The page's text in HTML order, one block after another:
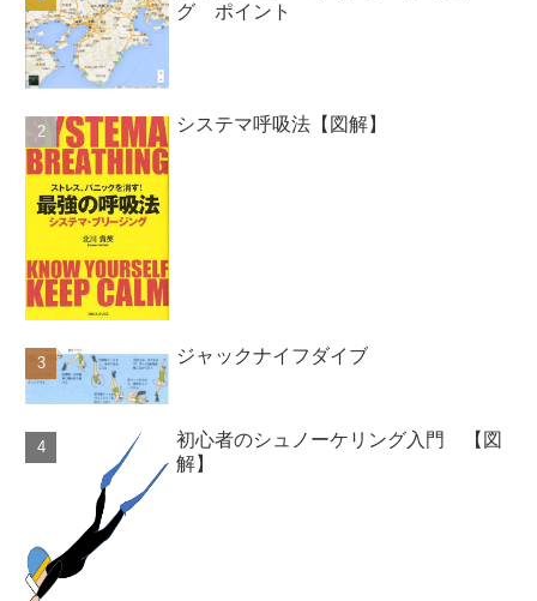
グ ポイント
システマ呼吸法【図解】
ジャックナイフダイブ
初心者のシュノーケリング入門 【図
解】